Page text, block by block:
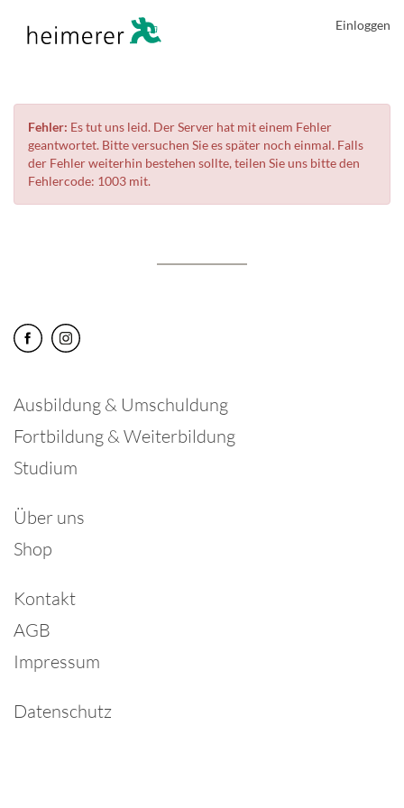
Einloggen
Fehler: Es tut uns leid. Der Server hat mit einem Fehler
geantwortet. Bitte versuchen Sie es später noch einmal. Falls
der Fehler weiterhin bestehen sollte, teilen Sie uns bitte den
Fehlercode: 1003 mit.
Ausbildung & Umschuldung
Fortbildung & Weiterbildung
Studium
Über uns
Shop
Kontakt
AGB
Impressum
Datenschutz